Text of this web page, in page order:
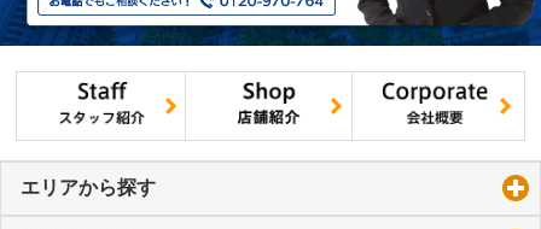
エリアから探す